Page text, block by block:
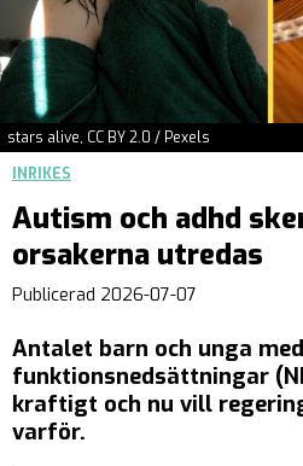
stars alive, CC BY 2.0 / Pexels
INRIKES
Autism och adhd
orsakerna utredas
Publicerad 2026-07-07
Antalet barn och unga
funktionsnedsättningar
kraftigt och nu vill
varför.